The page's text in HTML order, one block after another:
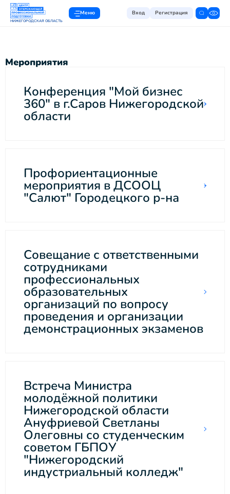
НИЖЕГОРОДСКАЯ ОБЛАСТЬ
Меню Вход Регистрация
Мероприятия
Конференция "Мой бизнес
360" в г.Саров Нижегородской
области
Профориентационные
мероприятия в ДСООЦ
"Салют" Городецкого р-на
Совещание с ответственными
сотрудниками
профессиональных
образовательных
организаций по вопросу
проведения и организации
демонстрационных экзаменов
Встреча Министра
молодёжной политики
Нижегородской области
Ануфриевой Светланы
Олеговны со студенческим
советом ГБПОУ
"Нижегородский
индустриальный колледж"